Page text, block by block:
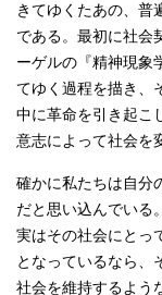
きてゆくたあの、普
である。最初に社会
ーゲルの『精神現象
てゆく過程を描き、
中に革命を引き起こ
意志によって社会を
確かに私たちは自分
だと思い込んでいる
実はその社会にとっ
となっているなら、
社会を維持するよう